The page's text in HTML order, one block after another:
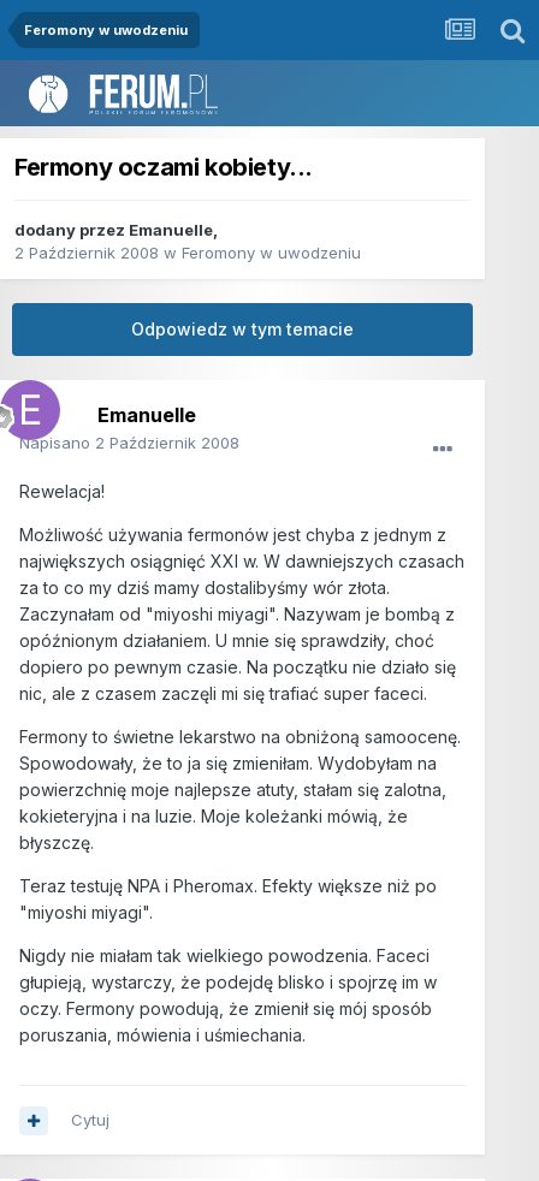
Feromony w uwodzeniu
Fermony oczami kobiety...
dodany przez Emanuelle,
2 Październik 2008 w Feromony w uwodzeniu
Odpowiedz w tym temacie
Emanuelle
Napisano 2 Październik 2008
Rewelacja!
Możliwość używania fermonów jest chyba z jednym z
największych osiągnięć XXI w. W dawniejszych czasach
za to co my dziś mamy dostalibyśmy wór złota.
Zaczynałam od "miyoshi miyagi". Nazywam je bombą z
opóźnionym działaniem. U mnie się sprawdziły, choć
dopiero po pewnym czasie. Na początku nie działo się
nic, ale z czasem zaczęli mi się trafiać super faceci.
Fermony to świetne lekarstwo na obniżoną samoocenę.
Spowodowały, że to ja się zmieniłam. Wydobyłam na
powierzchnię moje najlepsze atuty, stałam się zalotna,
kokieteryjna i na luzie. Moje koleżanki mówią, że
błyszczę.
Teraz testuję NPA i Pheromax. Efekty większe niż po
"miyoshi miyagi".
Nigdy nie miałam tak wielkiego powodzenia. Faceci
głupieją, wystarczy, że podejdę blisko i spojrzę im w
oczy. Fermony powodują, że zmienił się mój sposób
poruszania, mówienia i uśmiechania.
Cytuj